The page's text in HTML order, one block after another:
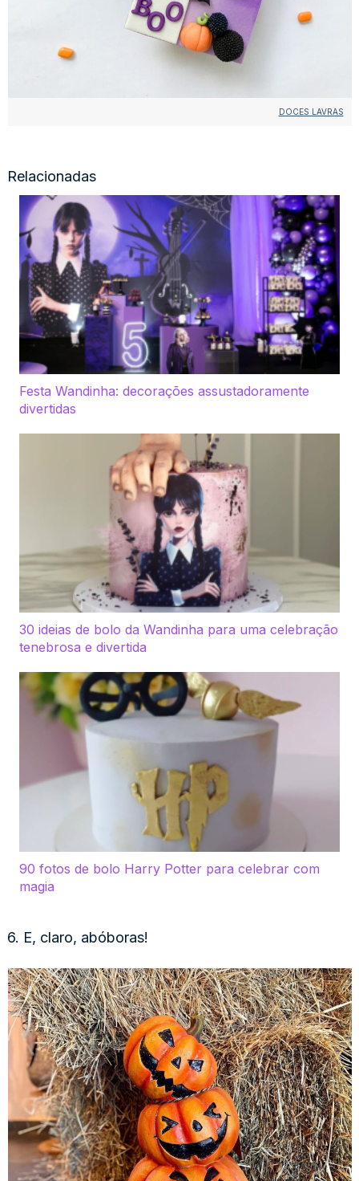
DOCES LAVRAS
Relacionadas
Festa Wandinha: decorações assustadoramente
divertidas
30 ideias de bolo da Wandinha para uma celebração
tenebrosa e divertida
90 fotos de bolo Harry Potter para celebrar com
magia
6. E, claro, abóboras!